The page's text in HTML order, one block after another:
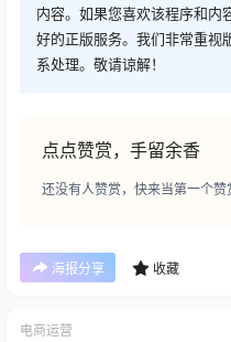
内容。如果您喜欢该程序和内
好的正版服务。我们非常重视
系处理。敬请谅解！
点点赞赏，手留余香
还没有人赞赏，快来当第一个赞
海报分享 收藏
电商运营